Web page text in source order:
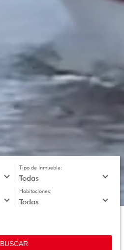
Tipo de Inmueble:
Habitaciones:
BUSCAR